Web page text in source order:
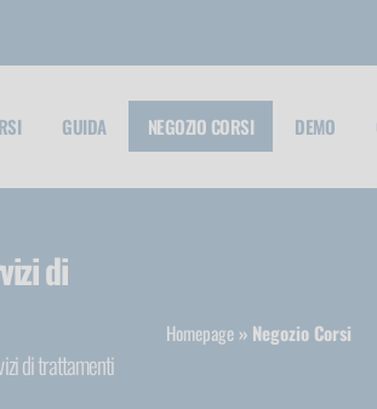
GUIDA NEGOZIO CORSI DEMO
di
di trattamenti
Homepage Negozio Corsi